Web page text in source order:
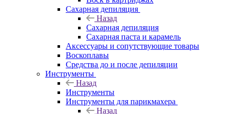
Сахарная депиляция
Назад
Сахарная депиляция
Сахарная паста и карамель
Аксессуары и сопутствующие товары
Воскоплавы
Средства до и после депиляции
Инструменты
Назад
Инструменты
Инструменты для парикмахера
Назад